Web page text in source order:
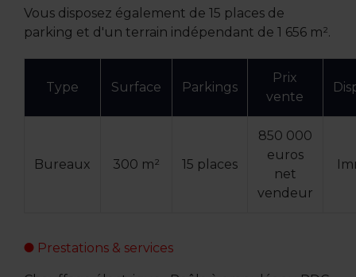
Vous disposez également de 15 places de
parking et d'un terrain indépendant de 1 656 m².
Type Surface Parkings
Prix
vente
Bureaux 300 m² 15 places
850 000
euros
net
vendeur
Prestations & services